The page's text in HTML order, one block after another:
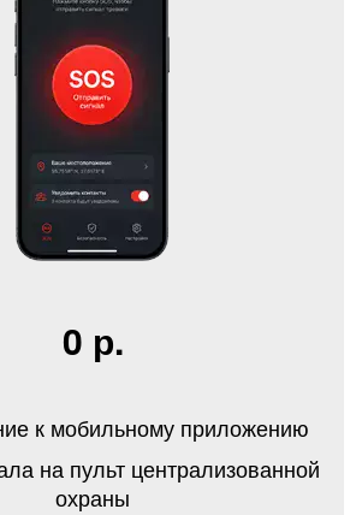
0 р.
к мобильному приложению
на пульт централизованной
охраны